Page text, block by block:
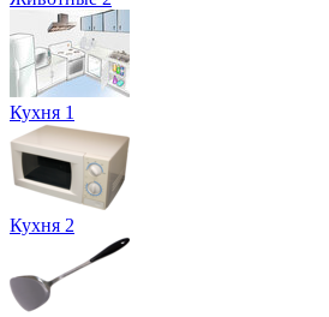
Кухня 1
Кухня 2